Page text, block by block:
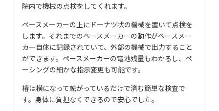
院内で機械の点検をしてくれます。
ペースメーカーの上にドーナツ状の機械を置いて点検を
します。それまでのペースメーカーの動作がペースメー
カー自体に記録されていて、外部の機械で出力すること
ができます。ペースメーカーの電池残量もわかるし、ペ
ーシングの細かな指示変更も可能です。
椿は横になって転がっているだけで済む簡単な検査で
す。身体に負担なくできるので安心でした。